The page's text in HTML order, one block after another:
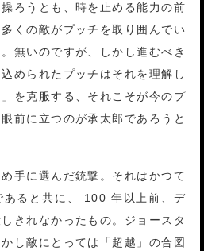
ろうとも、時を止める能力の前
くの敵がプッチを取り囲んでい
無いのですが、しかし進むべき
められたプッチはそれを理解し
を克服する、それこそが今のプ
前に立つのが承太郎であろうと
手に選んだ銃撃。それはかつて
あると共に、 100 年以上前、デ
きれなかったもの。ジョースタ
し敵にとっては「超越」の合図